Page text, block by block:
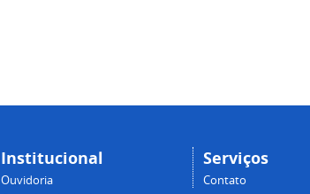
Institucional
Ouvidoria
Serviços
Contato